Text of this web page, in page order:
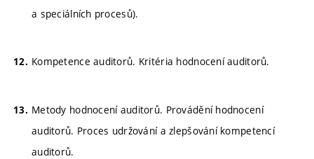
a speciálních procesů).
Kompetence auditorů. Kritéria hodnocení auditorů.
Metody hodnocení auditorů. Provádění hodnocení
auditorů. Proces udržování a zlepšování kompetencí
auditorů.